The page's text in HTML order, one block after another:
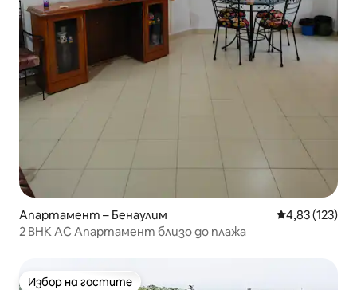
Апартамент – Бенаулим Средна
4,83 (123)
2 BHK AC Апартамент близо до плажа
Избор на гостите